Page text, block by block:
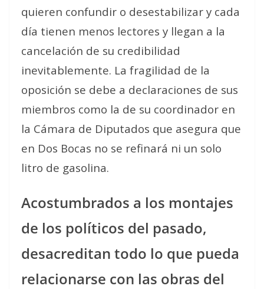
quieren confundir o desestabilizar y cada
día tienen menos lectores y llegan a la
cancelación de su credibilidad
inevitablemente. La fragilidad de la
oposición se debe a declaraciones de sus
miembros como la de su coordinador en
la Cámara de Diputados que asegura que
en Dos Bocas no se refinará ni un solo
litro de gasolina.
Acostumbrados a los montajes
de los políticos del pasado,
desacreditan todo lo que pueda
relacionarse con las obras del